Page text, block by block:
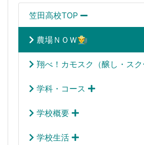
笠田高校TOP
農場ＮＯＷ👨‍🌾
翔べ！カモスク（醸し・スク
学科・コース
学校概要
学校生活